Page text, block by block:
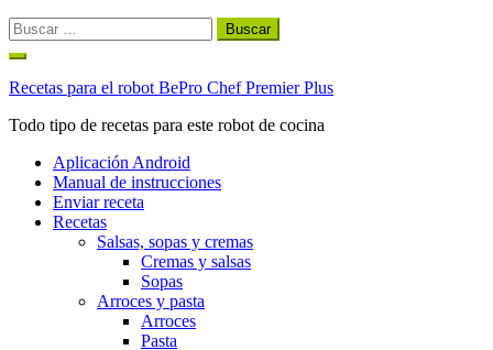
Buscar:
Ir
contenido
Recetas para el robot BePro Chef Premier Plus
Todo tipo de recetas para este robot de cocina
Aplicación Android
Manual de instrucciones
Enviar receta
Recetas
Salsas, sopas y cremas
Cremas y salsas
Sopas
Arroces y pasta
Arroces
Pasta